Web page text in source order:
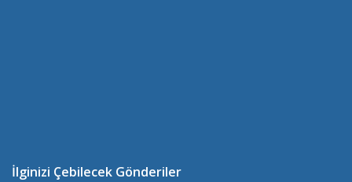
İlginizi Çebilecek Gönderiler